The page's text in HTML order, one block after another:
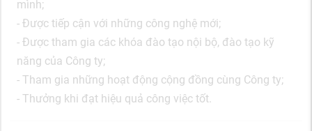
mình;
- Được tiếp cận với những công nghệ mới;
- Được tham gia các khóa đào tạo nội bộ, đào tạo kỹ
năng của Công ty;
- Tham gia những hoạt động cộng đồng cùng Công ty;
- Thưởng khi đạt hiệu quả công việc tốt.